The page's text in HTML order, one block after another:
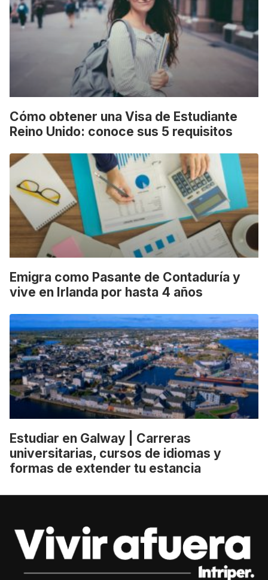
Cómo obtener una Visa de Estudiante
Reino Unido: conoce sus 5 requisitos
Emigra como Pasante de Contaduría y
vive en Irlanda por hasta 4 años
Estudiar en Galway | Carreras
universitarias, cursos de idiomas y
formas de extender tu estancia